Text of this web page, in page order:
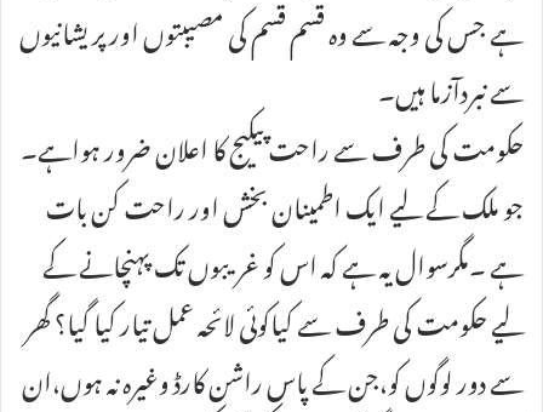
ہے جس کی وجہ سے وہ قسم قسم کی مصیبتوں اور پریشانیوں
سے نبردآزما ہیں۔
حکومت کی طرف سے راحت پیکیج کا اعلان ضرور ہواہے۔
جو ملک کے لیے ایک اطمینان بخش اور راحت کن بات
ہے ۔مگرسوال یہ ہے کہ اس کو غریبوں تک پہنچانے کے
لیے حکومت کی طرف سے کیاکوئی لائحہ عمل تیار کیا گیا؟ گھر
سے دور لوگوں کو،جن کے پاس راشن کارڈ وغیرہ نہ ہوں،ان